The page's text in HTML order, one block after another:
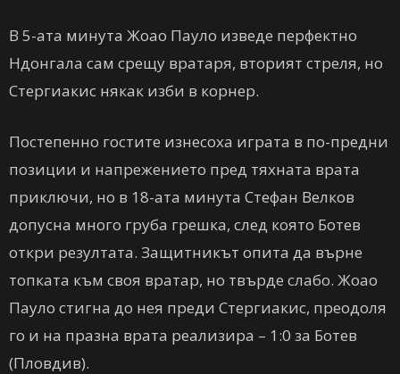
В 5-ата минута Жоао Пауло изведе перфектно
Ндонгала сам срещу вратаря, вторият стреля, но
Стергиакис някак изби в корнер.
Постепенно гостите изнесоха играта в по-предни
позиции и напрежението пред тяхната врата
приключи, но в 18-ата минута Стефан Велков
допусна много груба грешка, след която Ботев
откри резултата. Защитникът опита да върне
топката към своя вратар, но твърде слабо. Жоао
Пауло стигна до нея преди Стергиакис, преодоля
го и на празна врата реализира – 1:0 за Ботев
(Пловдив).